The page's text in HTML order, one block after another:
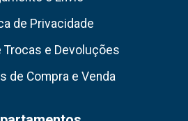
de Privacidade
Trocas e Devoluções
de Compra e Venda